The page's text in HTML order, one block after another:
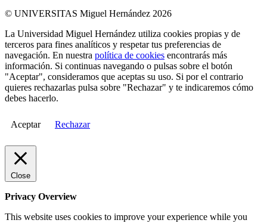
© UNIVERSITAS Miguel Hernández 2026
La Universidad Miguel Hernández utiliza cookies propias y de
terceros para fines analíticos y respetar tus preferencias de
navegación. En nuestra política de cookies encontrarás más
información. Si continuas navegando o pulsas sobre el botón
"Aceptar", consideramos que aceptas su uso. Si por el contrario
quieres rechazarlas pulsa sobre "Rechazar" y te indicaremos cómo
debes hacerlo.
Aceptar Rechazar
Close
Privacy Overview
This website uses cookies to improve your experience while you